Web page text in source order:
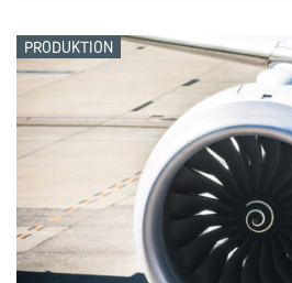
PRODUKTION